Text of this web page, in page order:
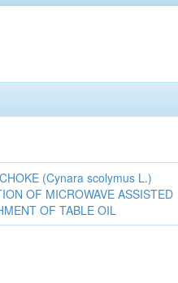
(Cynara scolymus L.)
OF MICROWAVE ASSISTED
OF TABLE OIL